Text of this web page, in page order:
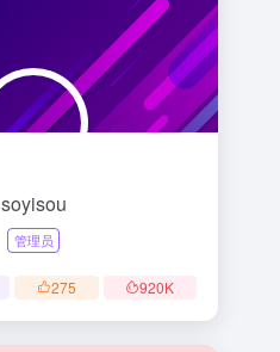
soyisou
管理员
275 920K